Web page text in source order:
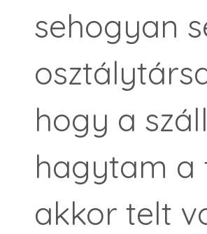
sehogyan
hogy a
hagytam a
akkor telt